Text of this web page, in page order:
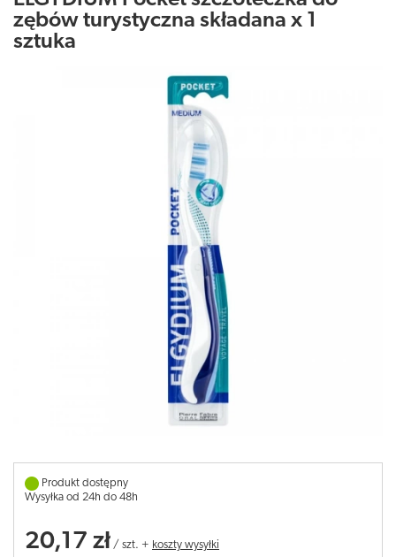
zębów turystyczna składana x 1
sztuka
Produkt dostępny
Wysyłka od 24h do 48h
20,17 zł / szt. + koszty wysyłki